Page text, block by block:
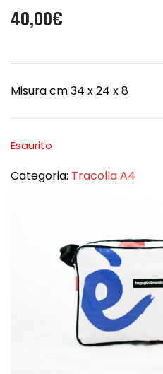
40,00€
Misura cm 34 x 24 x 8
Esaurito
Categoria: Tracolla A4